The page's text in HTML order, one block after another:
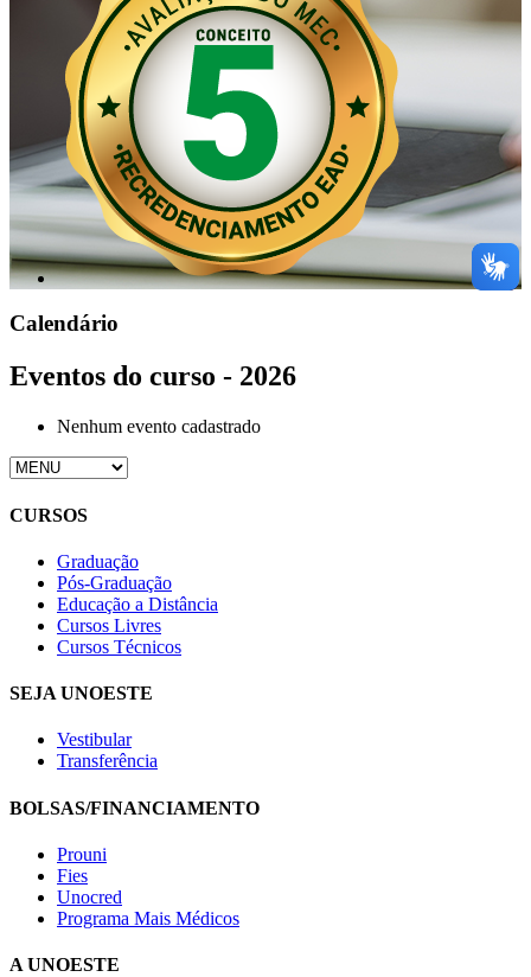
Calendário
Eventos do curso - 2026
Nenhum evento cadastrado
CURSOS
Graduação
Pós-Graduação
Educação a Distância
Cursos Livres
Cursos Técnicos
SEJA UNOESTE
Vestibular
Transferência
BOLSAS/FINANCIAMENTO
Prouni
Fies
Unocred
Programa Mais Médicos
A UNOESTE